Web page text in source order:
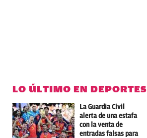
LO ÚLTIMO EN DEPORTES
La Guardia Civil
alerta de una estafa
con la venta de
entradas falsas para